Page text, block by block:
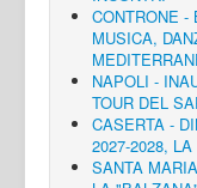
CONTRONE -
MUSICA,
NAPOLI -
TOUR DEL
CASERTA -
2027-2028,
SANTA